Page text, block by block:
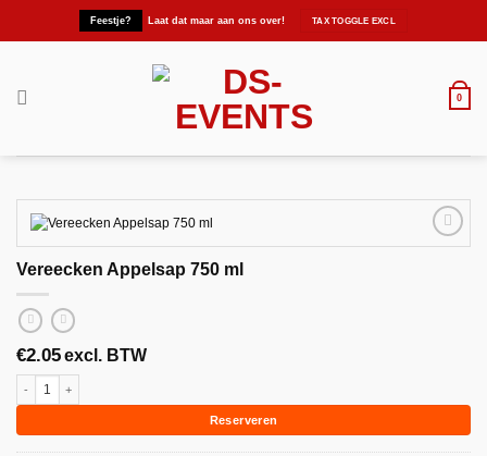
Feestje? Laat dat maar aan ons over!
0
Vereecken Appelsap 750 ml
€2.05excl. BTW
Reserveren